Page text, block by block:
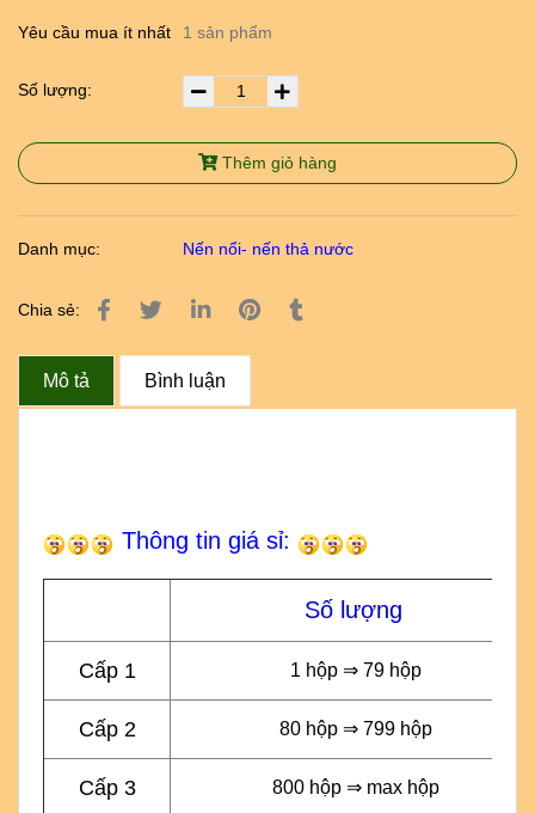
Yêu cầu mua ít nhất 1 sản phẩm
Số lượng:
Thêm giỏ hàng
Danh mục: Nến nổi- nến thả nước
Chia sẻ:
Mô tả Bình luận
Thông tin giá sỉ:
Số lượng
Cấp 1 1 hộp ⇒ 79 hộp
Cấp 2 80 hộp ⇒ 799 hộp
Cấp 3 800 hộp ⇒ max hộp